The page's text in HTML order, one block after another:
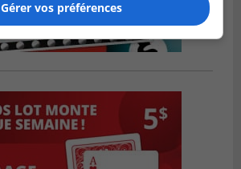
Gérer vos préférences